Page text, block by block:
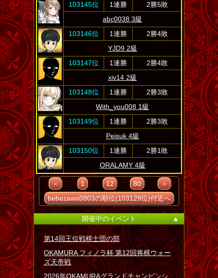
103145位
1連勝
2勝5敗
abc0038 3級
103146位
1連勝
2勝4敗
YJD9 2級
103147位
1連勝
2勝4敗
xiv14 2級
103148位
1連勝
2勝3敗
With_you008 1級
103149位
1連勝
2勝3敗
Peisuk 4級
103150位
1連勝
2勝1敗
ORALAMY 4級
＜ 1 12 80
＞
bebezawa0803の順位(103129位)付近へ
開催中のイベント ▲
第14回王位戦棋士団の部
OKAMURA フィノラ杯 第12回将棋ウォー
ズ天帝戦
2026年OKAMURAグランドチャンピンシ